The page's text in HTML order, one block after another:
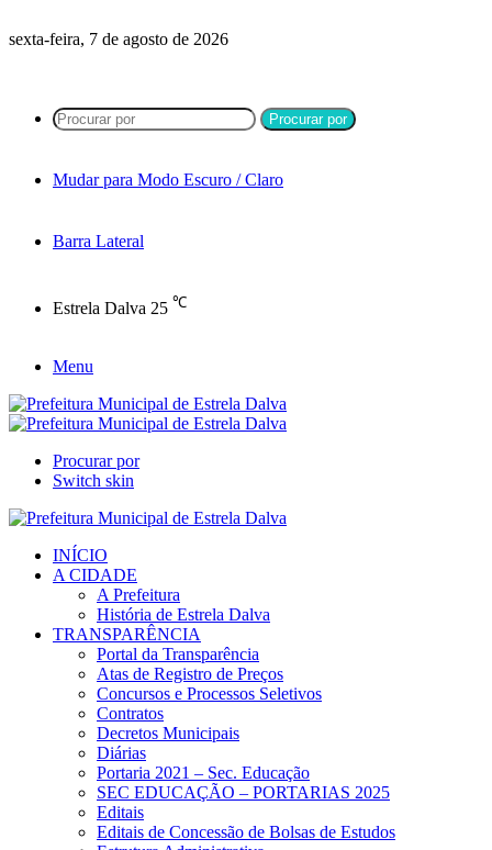
sexta-feira, 7 de agosto de 2026
Procurar por
Mudar para Modo Escuro / Claro
Barra Lateral
Estrela Dalva 25 ℃
Menu
Procurar por
Switch skin
INÍCIO
A CIDADE
A Prefeitura
História de Estrela Dalva
TRANSPARÊNCIA
Portal da Transparência
Atas de Registro de Preços
Concursos e Processos Seletivos
Contratos
Decretos Municipais
Diárias
Portaria 2021 – Sec. Educação
SEC EDUCAÇÃO – PORTARIAS 2025
Editais
Editais de Concessão de Bolsas de Estudos